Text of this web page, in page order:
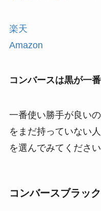
楽天
Amazon
コンバースは黒が一
一番使い勝手が良い
をまだ持っていない
を選んでみてください
コンバースブラッ